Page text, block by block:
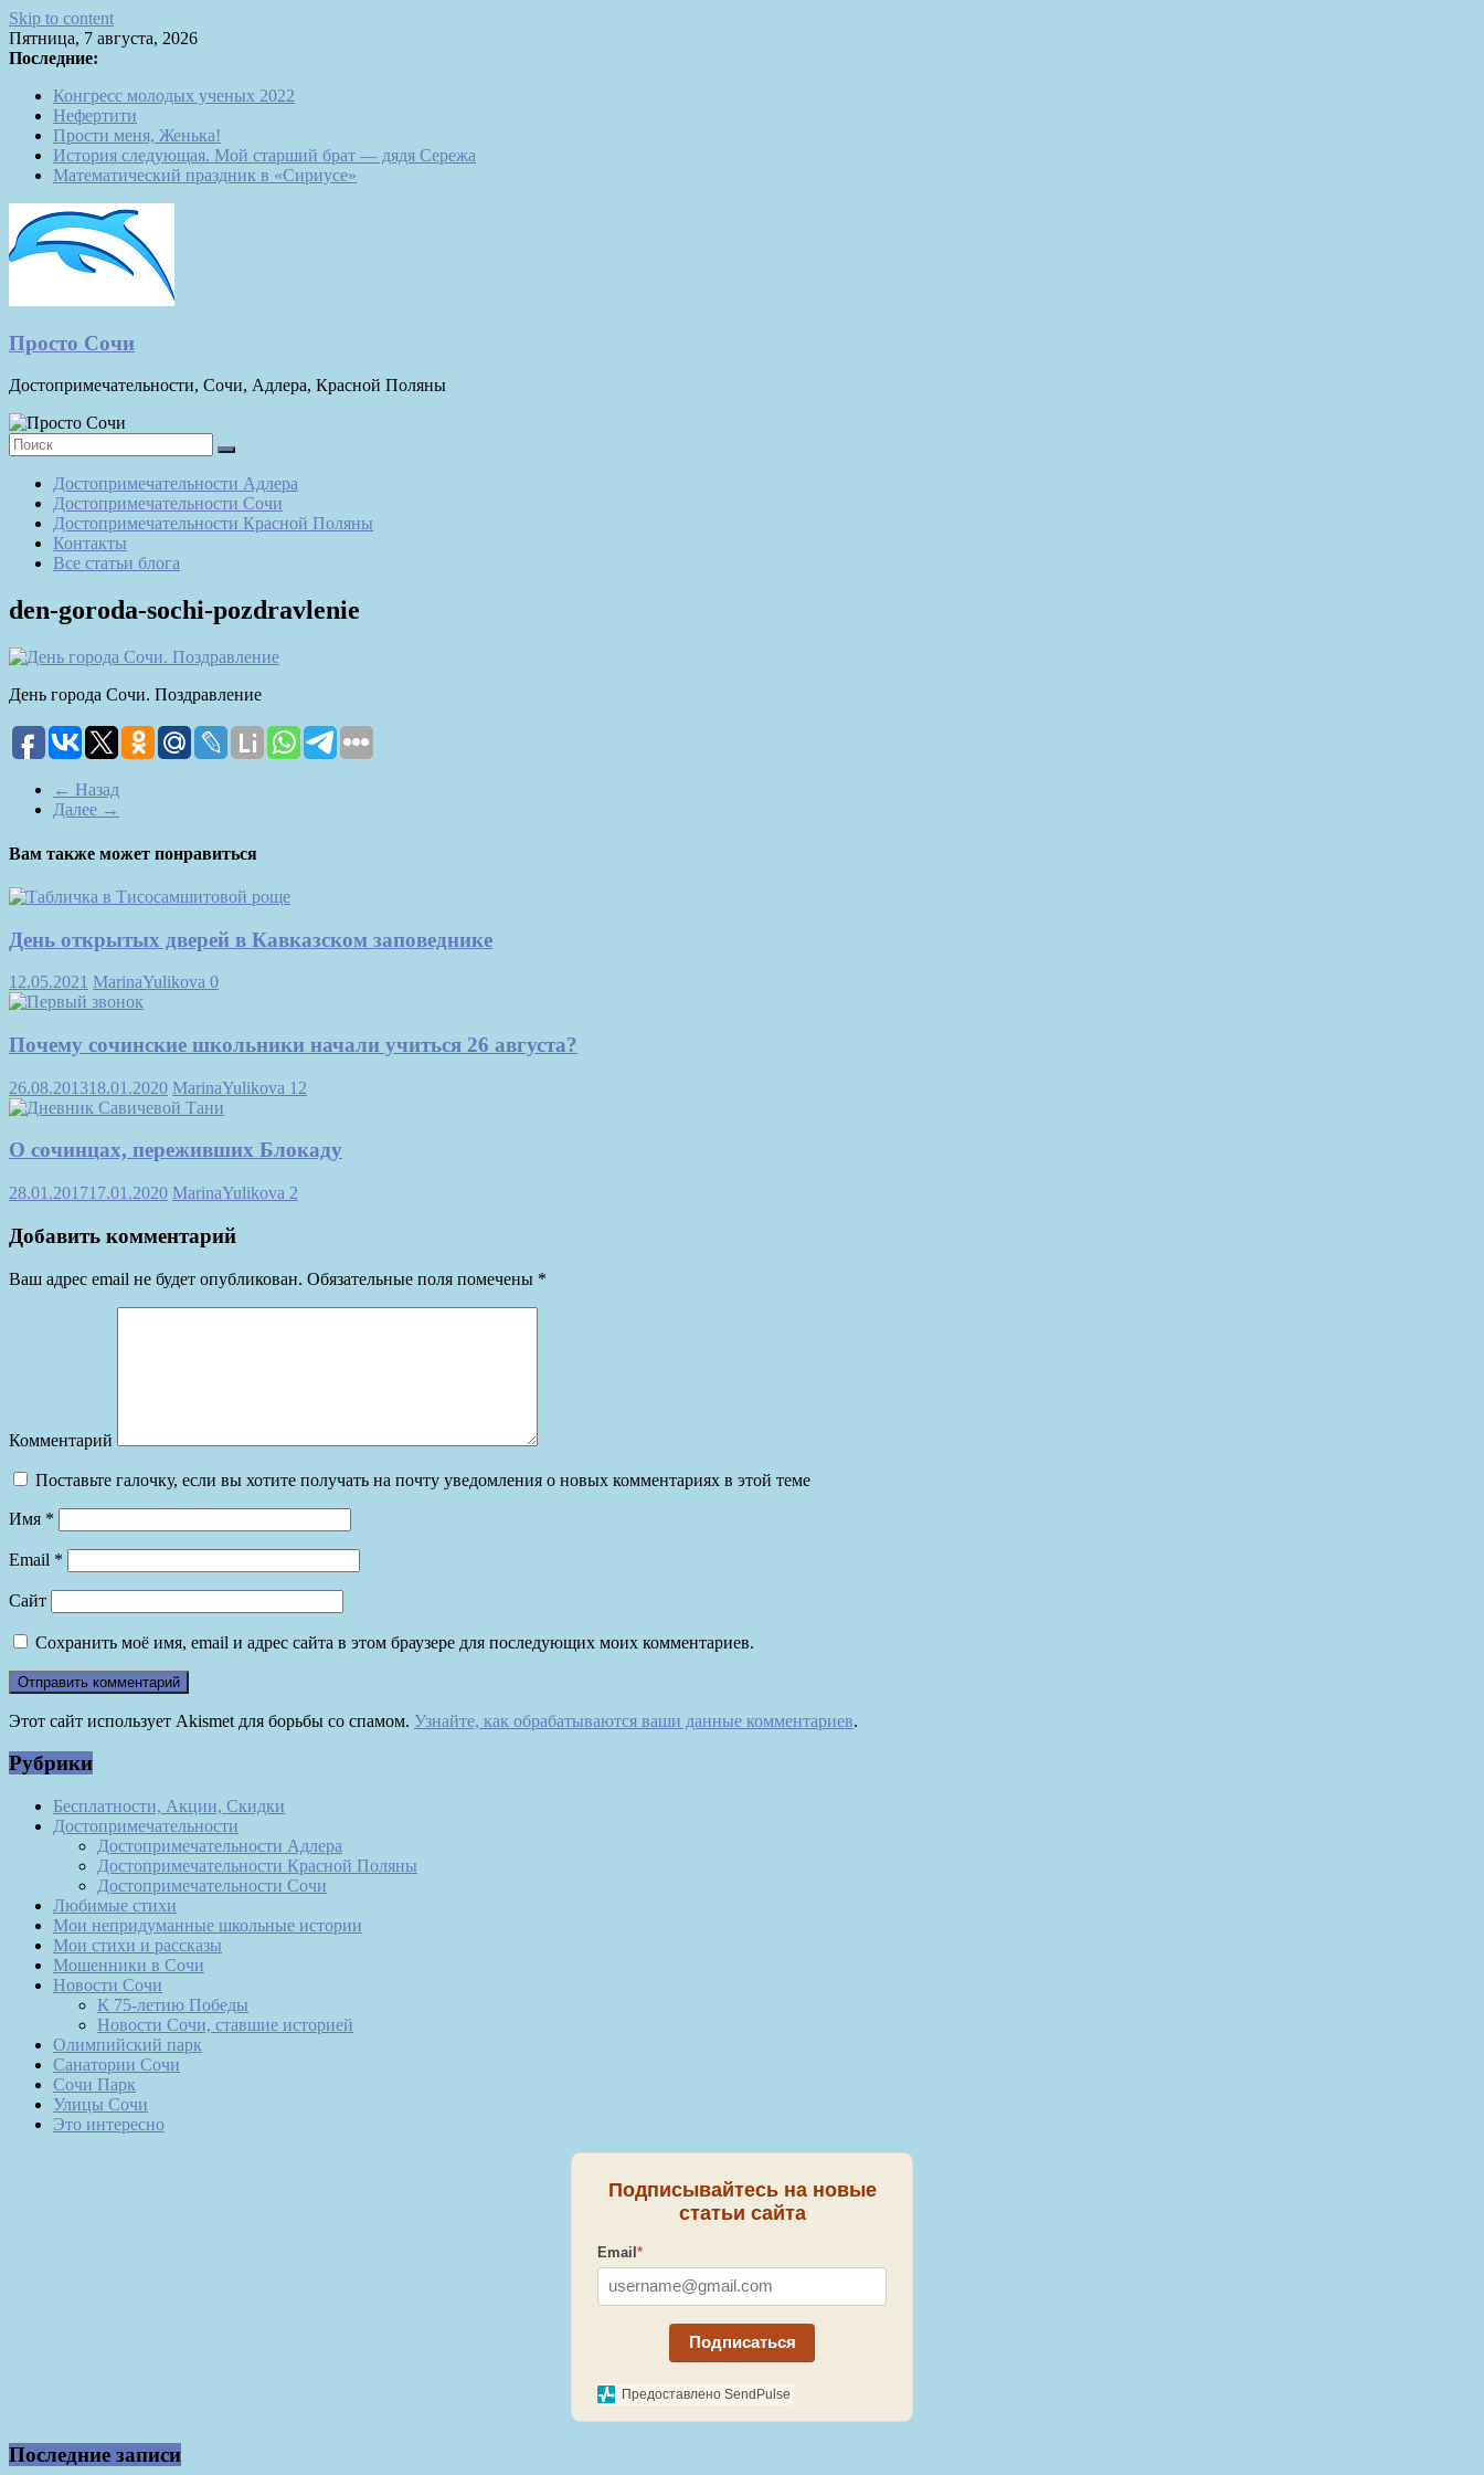
Skip to content
Пятница, 7 августа, 2026
Последние:
Конгресс молодых ученых 2022
Нефертити
Прости меня, Женька!
История следующая. Мой старший брат — дядя Сережа
Математический праздник в «Сириусе»
Просто Сочи
Достопримечательности, Сочи, Адлера, Красной Поляны
Достопримечательности Адлера
Достопримечательности Сочи
Достопримечательности Красной Поляны
Контакты
Все статьи блога
den-goroda-sochi-pozdravlenie
День города Сочи. Поздравление
← Назад
Далее →
Вам также может понравиться
День открытых дверей в Кавказском заповеднике
12.05.2021 MarinaYulikova 0
Почему сочинские школьники начали учиться 26 августа?
26.08.201318.01.2020 MarinaYulikova 12
О сочинцах, переживших Блокаду
28.01.201717.01.2020 MarinaYulikova 2
Добавить комментарий
Ваш адрес email не будет опубликован. Обязательные поля помечены *
Комментарий
Поставьте галочку, если вы хотите получать на почту уведомления о новых комментариях в этой теме
Имя *
Email *
Сайт
Сохранить моё имя, email и адрес сайта в этом браузере для последующих моих комментариев.
Этот сайт использует Akismet для борьбы со спамом. Узнайте, как обрабатываются ваши данные комментариев.
Рубрики
Бесплатности, Акции, Скидки
Достопримечательности
Достопримечательности Адлера
Достопримечательности Красной Поляны
Достопримечательности Сочи
Любимые стихи
Мои непридуманные школьные истории
Мои стихи и рассказы
Мошенники в Сочи
Новости Сочи
К 75-летию Победы
Новости Сочи, ставшие историей
Олимпийский парк
Санатории Сочи
Сочи Парк
Улицы Сочи
Это интересно
Подписывайтесь на новые
статьи сайта
Email *
Подписаться
Предоставлено SendPulse
Последние записи